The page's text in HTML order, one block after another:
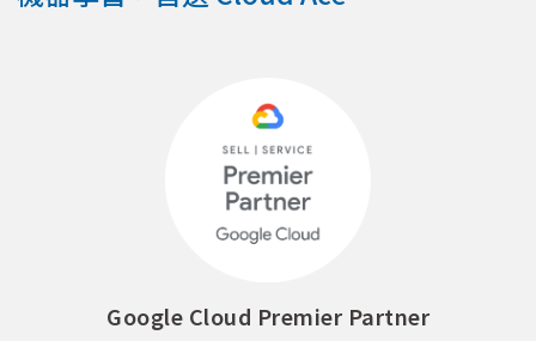
Google Cloud Premier Partner